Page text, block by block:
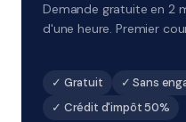
Demande gratuite en 2
d'une heure. Premier
✓ Gratuit ✓ Sans
✓ Crédit d'impôt 50%